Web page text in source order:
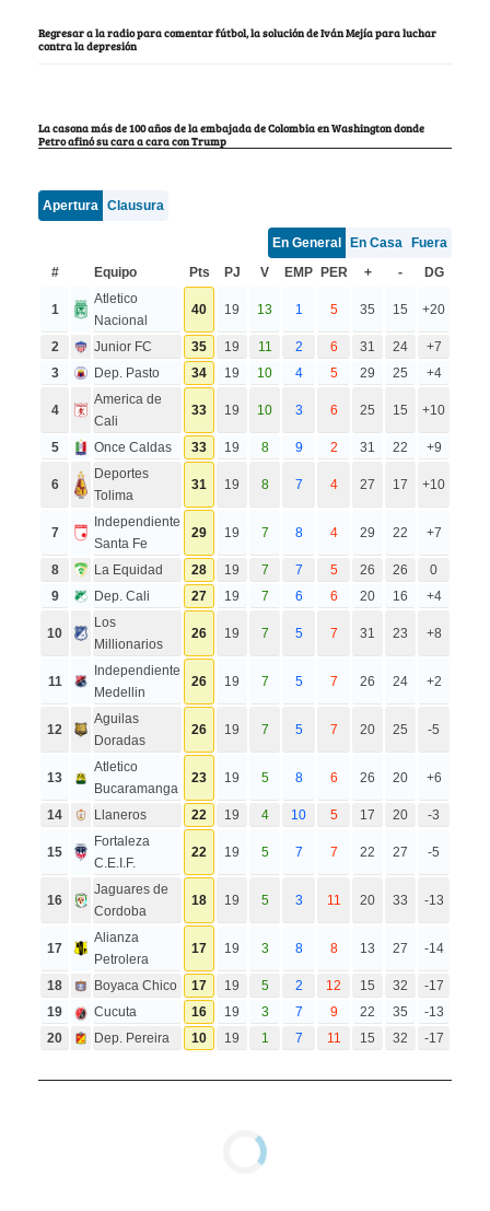
Regresar a la radio para comentar fútbol, la solución de Iván Mejía para luchar
contra la depresión
La casona más de 100 años de la embajada de Colombia en Washington donde
Petro afinó su cara a cara con Trump
Apertura Clausura
En General En Casa
Fuera
#
Equipo Pts PJ V EMP PER + - DG
1
Atletico
Nacional
40 19 13 1 5 35 15 +20
2 Junior FC 35 19 11 2 6 31 24
+7
3
Dep. Pasto 34 19 10 4 5 29 25 +4
4
America de
Cali
33 19 10 3 6 25 15 +10
5 Once Caldas 33 19 8 9 2 31 22 +9
6
Deportes
Tolima
31 19 8 7 4 27 17 +10
7
Independiente
Santa Fe
29 19 7 8 4 29 22 +7
8 La Equidad 28 19 7 7 5 26 26
0
9
Dep. Cali 27 19 7 6 6 20 16 +4
10
Los
Millionarios
26 19 7 5 7 31 23 +8
11
Independiente
Medellin
26 19 7 5 7 26 24 +2
12
Aguilas
Doradas
26 19 7 5 7 20 25 -5
13
Atletico
Bucaramanga
23 19 5 8 6 26 20 +6
14 Llaneros 22 19 4 10 5 17 20 -3
15
Fortaleza
C.E.I.F.
22 19 5 7 7 22 27 -5
16
Jaguares de
Cordoba
18 19 5 3 11 20 33 -13
17
Alianza
Petrolera
17 19 3 8 8 13 27 -14
18 Boyaca Chico 17 19 5 2 12 15 32
-17
19
Cucuta 16 19 3 7 9 22 35
-13
20
Dep. Pereira 10 19 1 7 11 15 32 -17